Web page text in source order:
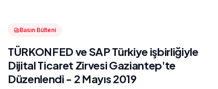
Basın Bülteni
TÜRKONFED ve SAP Türkiye işbirliğiyle
Dijital Ticaret Zirvesi Gaziantep'te
Düzenlendi - 2 Mayıs 2019